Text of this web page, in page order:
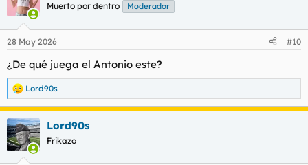
Muerto por dentro Moderador
28 May 2026 #10
¿De qué juega el Antonio este?
R
e
a
c
c
i
Lord90s
Lord90s
Frikazo